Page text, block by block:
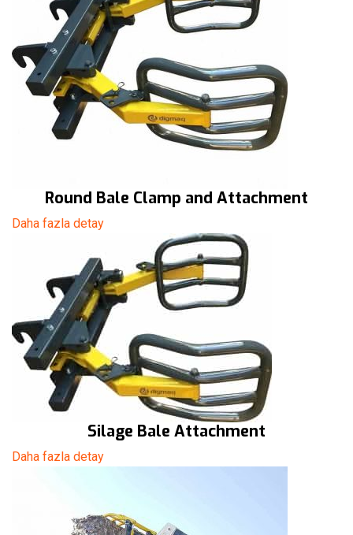
Round Bale Clamp and Attachment
Daha fazla detay
Silage Bale Attachment
Daha fazla detay